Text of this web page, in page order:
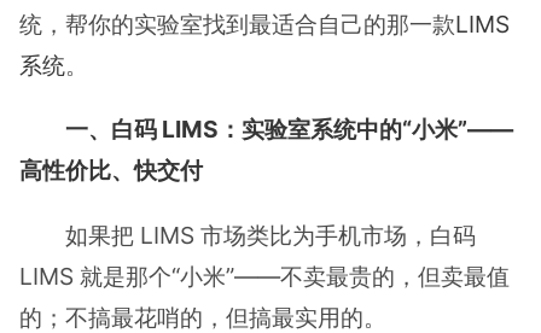
统，帮你的实验室找到最适合自己的那一款LIMS
系统。
一、白码 LIMS：实验室系统中的“小米”——
高性价比、快交付
如果把 LIMS 市场类比为手机市场，白码
LIMS 就是那个“小米”——不卖最贵的，但卖最值
的；不搞最花哨的，但搞最实用的。